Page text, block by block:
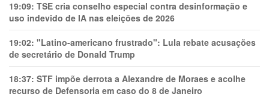
19:09: TSE cria conselho especial contra desinformação e
uso indevido de IA nas eleições de 2026
19:02: "Latino-americano frustrado": Lula rebate acusações
de secretário de Donald Trump
18:37: STF impõe derrota a Alexandre de Moraes e acolhe
recurso de Defensoria em caso do 8 de Janeiro